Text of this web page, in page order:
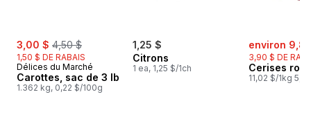
sale:
3,00 $ , formerly:
4,50 $
1,50 $ DE RABAIS
Délices du Marché
Carottes, sac de 3 lb
1.362 kg, 0,22 $/100g
1,25 $
Citrons
1 ea, 1,25 $/1ch
sale:
environ
3,90 $ DE
Cerises
11,02 $/1kg